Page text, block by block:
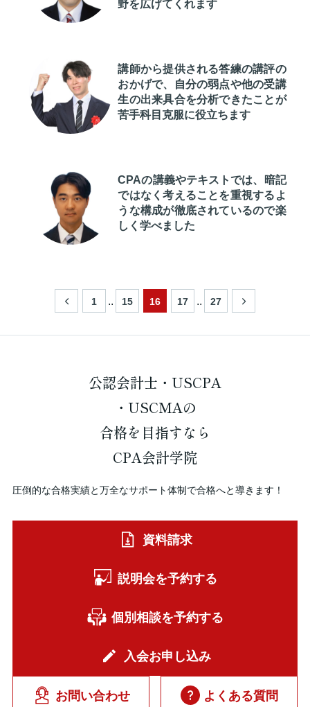
野を広げてくれます
講師から提供される答練の講評の
おかげで、自分の弱点や他の受講
生の出来具合を分析できたことが
苦手科目克服に役立ちます
CPAの講義やテキストでは、暗記
ではなく考えることを重視するよ
うな構成が徹底されているので楽
しく学べました
1 .. 15 16 17 .. 27
公認会計士・USCPA
・USCMAの
合格を 目指すなら
CPA会計学院
圧倒的な合格実績と万全なサポート体制で合格へと導きます！
資料請求
説明会を予約する
個別相談を予約する
入会お申し込み
お問い合わせ よくある質問